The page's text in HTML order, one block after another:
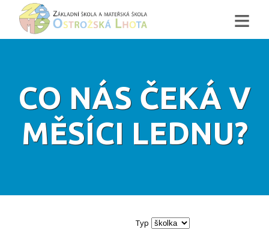
≡
CO NÁS ČEKÁ V
MĚSÍCI LEDNU?
Typ